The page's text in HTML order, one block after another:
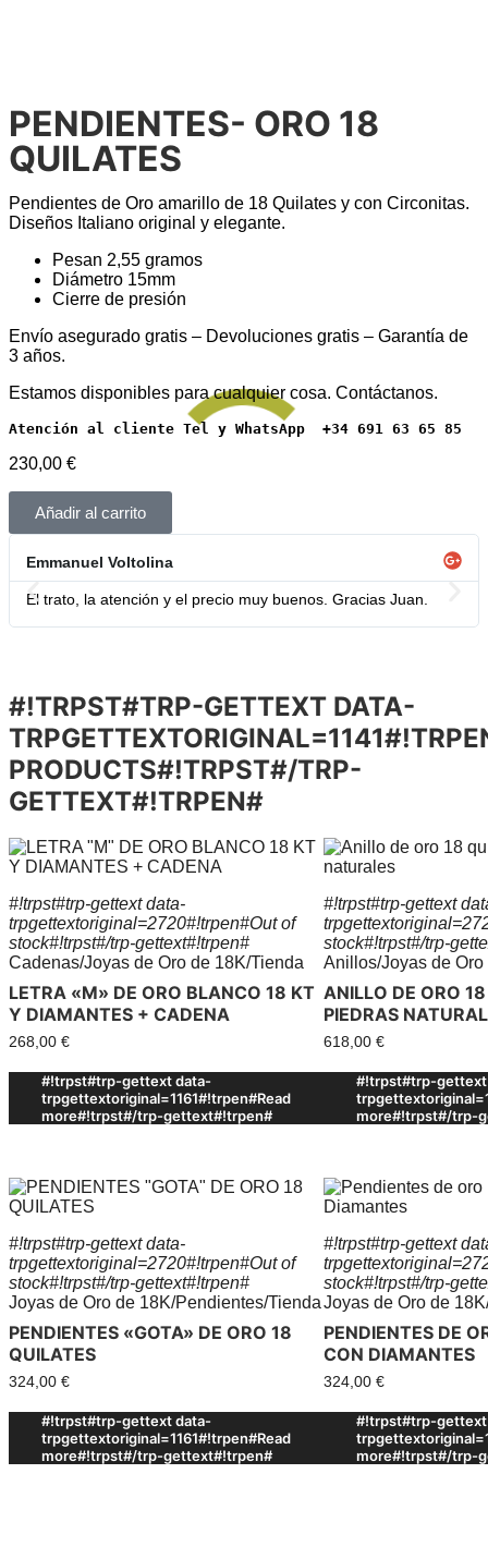
PENDIENTES- ORO 18
QUILATES
Pendientes de Oro amarillo de 18 Quilates y con Circonitas.
Diseños Italiano original y elegante.
Pesan 2,55 gramos
Diámetro 15mm
Cierre de presión
Envío asegurado gratis – Devoluciones gratis – Garantía de
3 años.
Estamos disponibles para cualquier cosa. Contáctanos.
Atención al cliente Tel y WhatsApp  +34 691 63 65 85
230,00 €
Añadir al carrito
Emmanuel Voltolina
El trato, la atención y el precio muy buenos. Gracias Juan.
#!TRPST#TRP-GETTEXT DATA-
PRODUCTS#!TRPST#/TRP-
GETTEXT#!TRPEN#
#!trpst#trp-gettext data-
trpgettextoriginal=2720#!trpen#Out of
stock#!trpst#/trp-gettext#!trpen#
Cadenas/Joyas de Oro de 18K/Tienda
LETRA «M» DE ORO BLANCO 18 KT
Y DIAMANTES + CADENA
268,00 €
#!trpst#trp-gettext data-
trpgettextoriginal=1161#!trpen#Read
more#!trpst#/trp-gettext#!trpen#
#!trpst#trp-gettext
stock#!trpst#/trp-
Anillos/Joyas de
ANILLO DE ORO
PIEDRAS
618,00 €
#!trpst#trp-gettext
more#!trpst#/trp-
#!trpst#trp-gettext data-
trpgettextoriginal=2720#!trpen#Out of
stock#!trpst#/trp-gettext#!trpen#
Joyas de Oro de 18K/Pendientes/Tienda
PENDIENTES «GOTA» DE ORO 18
QUILATES
324,00 €
#!trpst#trp-gettext data-
trpgettextoriginal=1161#!trpen#Read
more#!trpst#/trp-gettext#!trpen#
#!trpst#trp-gettext
stock#!trpst#/trp-
Joyas de Oro de 18K
PENDIENTES DE
CON DIAMANTES
324,00 €
#!trpst#trp-gettext
more#!trpst#/trp-